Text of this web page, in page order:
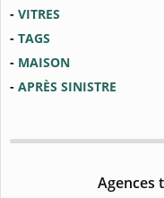
- VITRES
- TAGS
- MAISON
- APRÈS SINISTRE
Agences